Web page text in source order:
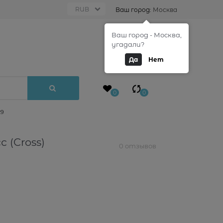
Ваш город: Москва
0
0 0
(Cross) 0 отзывов
Ваш город - Москва,
угадали?
Да Нет